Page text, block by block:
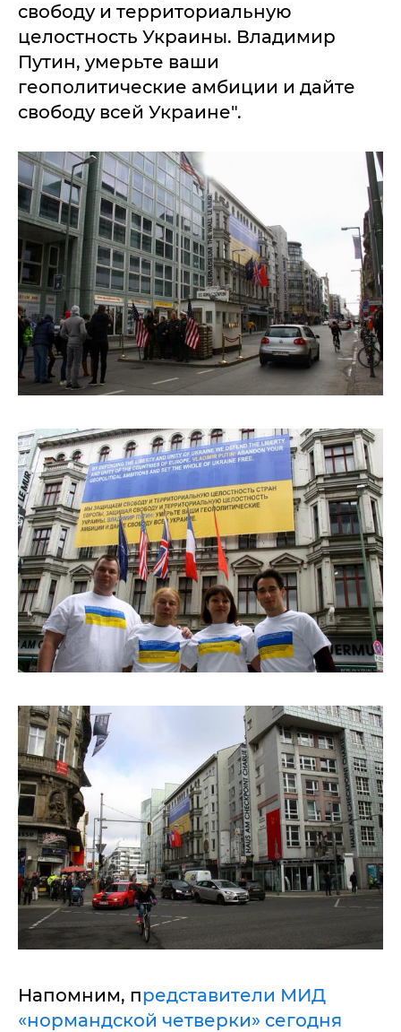
свободу и территориальную
целостность Украины. Владимир
Путин, умерьте ваши
геополитические амбиции и дайте
свободу всей Украине".
Напомним, представители МИД
«нормандской четверки» сегодня